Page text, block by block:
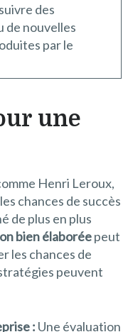
des
de nouvelles
par le
une
Henri Leroux,
chances de succès
de plus en plus
bien élaboréepeut
les chances de
peuvent
: Une évaluation